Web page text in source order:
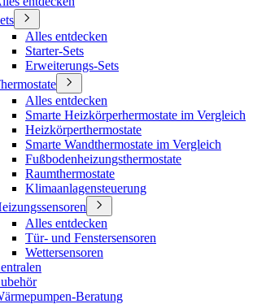
Alles entdecken
Starter-Sets
Erweiterungs-Sets
Alles entdecken
Smarte Heizkörperhermostate im Vergleich
Heizkörperthermostate
Smarte Wandthermostate im Vergleich
Fußbodenheizungsthermostate
Raumthermostate
Klimaanlagensteuerung
Alles entdecken
Tür- und Fenstersensoren
Wettersensoren
Beratung